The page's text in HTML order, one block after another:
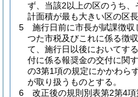
ず、当該2以上の区のうち
計面積が最も大きい区の区
5
施行日前に市長が賦課徴
つた市税及びこれに係る徴
て、施行日以後においてす
付に係る報奨金の交付に関
の3第1項の規定にかかわら
が取り扱うものとする。
6
改正後の規則別表第2第4